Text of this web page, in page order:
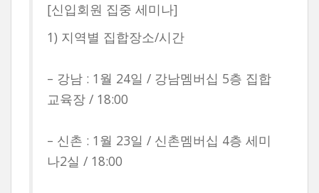
[신입회원 집중 세미나]
1) 지역별 집합장소/시간
– 강남 : 1월 24일 / 강남멤버십 5층 집합
교육장 / 18:00
– 신촌 : 1월 23일 / 신촌멤버십 4층 세미
나2실 / 18:00